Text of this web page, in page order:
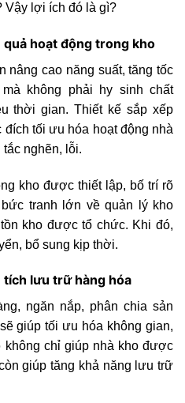
Vậy lợi ích đó là gì?
hoạt động trong kho
nâng cao năng suất, tăng tốc
không phải hy sinh chất
thời gian. Thiết kế sắp xếp
tối ưu hóa hoạt động nhà
nghẽn, lỗi.
kho được thiết lập, bố trí rõ
tranh lớn về quản lý kho
kho được tổ chức. Khi đó,
bổ sung kịp thời.
tích lưu trữ hàng hóa
ngăn nắp, phân chia sản
giúp tối ưu hóa không gian,
chỉ giúp nhà kho được
giúp tăng khả năng lưu trữ